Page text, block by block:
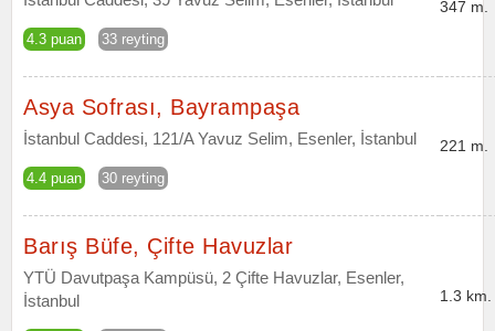
4.3 puan 33 reyting
347 m.
Asya Sofrası, Bayrampaşa
İstanbul Caddesi, 121/A Yavuz Selim, Esenler, İstanbul
4.4 puan 30 reyting
221 m.
Barış Büfe, Çifte Havuzlar
YTÜ Davutpaşa Kampüsü, 2 Çifte Havuzlar, Esenler,
İstanbul
1.3 km.